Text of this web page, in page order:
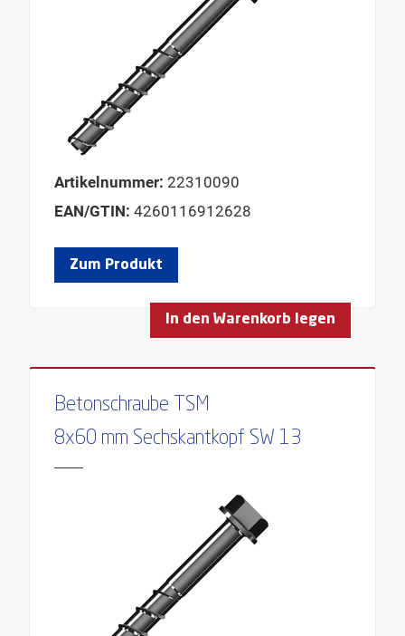
Artikelnummer: 22310090
EAN/GTIN: 4260116912628
Zum Produkt
In den Warenkorb legen
Betonschraube TSM
8x60 mm Sechskantkopf SW 13